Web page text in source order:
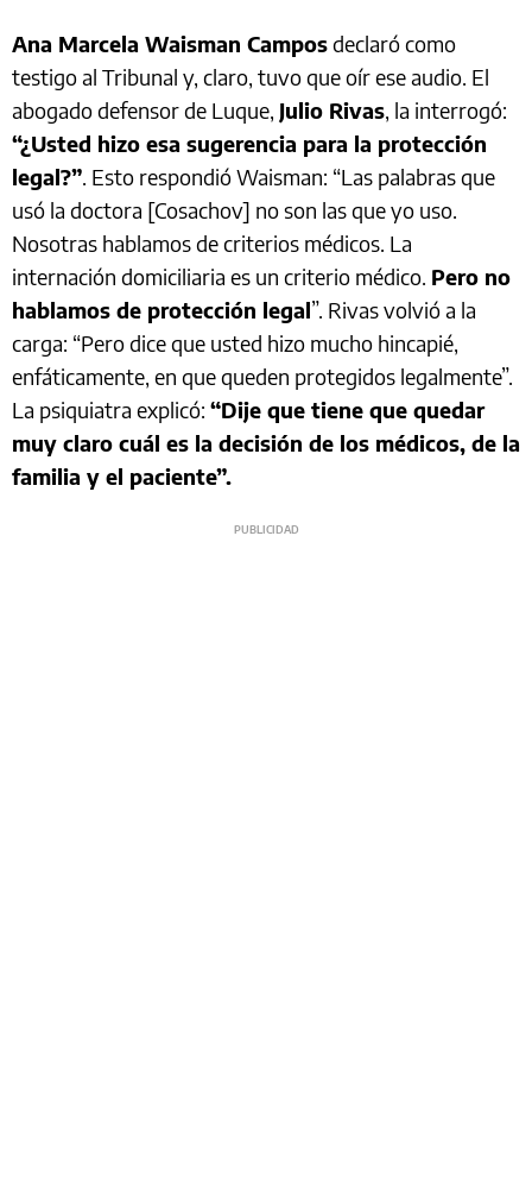
Ana Marcela Waisman Camposdeclaró como
testigo al Tribunal y, claro, tuvo que oír ese audio. El
abogado defensor de Luque, Julio Rivas, la interrogó:
“¿Usted hizo esa sugerencia para la protección
legal?”. Esto respondió Waisman: “Las palabras que
usó la doctora [Cosachov] no son las que yo uso.
Nosotras hablamos de criterios médicos. La
internación domiciliaria es un criterio médico. Pero no
hablamos de protección legal”. Rivas volvió a la
carga: “Pero dice que usted hizo mucho hincapié,
enfáticamente, en que queden protegidos legalmente”.
La psiquiatra explicó: “Dije que tiene que quedar
muy claro cuál es la decisión de los médicos, de la
familia y el paciente”.